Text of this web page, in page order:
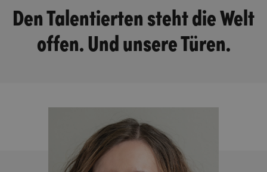
Den Talentierten steht die Welt
offen. Und unsere Türen.